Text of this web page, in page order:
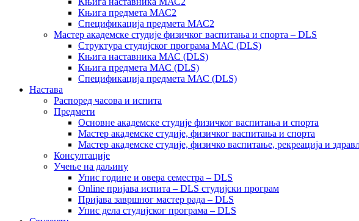
Књига предмета МАС2
Спецификација предмета МАС2
Мастер академске студије физичког васпитања и спорта – DLS
Структура студијског програма МАС (DLS)
Књига наставника МАС (DLS)
Књига предмета МАС (DLS)
Спецификација предмета МАС (DLS)
Настава
Распоред часова и испита
Предмети
Основне академске студије физичког васпитања и спорта
Мастер академске студије, физичког васпитања и спорта
Мастер академске студије, физичко васпитање, рекреација и
Консултације
Учење на даљину
Упис године и овера семестра – DLS
Online пријава испита – DLS студијски програм
Пријава завршног мастер рада – DLS
Упис дела студијског програма – DLS